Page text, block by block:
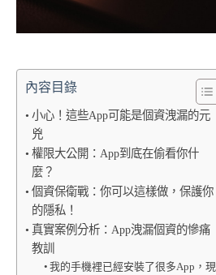
內容目錄
小心！這些App可能是個資洩漏的元
兇
權限大公開：App到底在偷看你什
麼？
個資保衛戰：你可以這樣做，保護你
的隱私！
真實案例分析：App洩漏個資的慘痛
教訓
我的手機裡已經安裝了很多App，現